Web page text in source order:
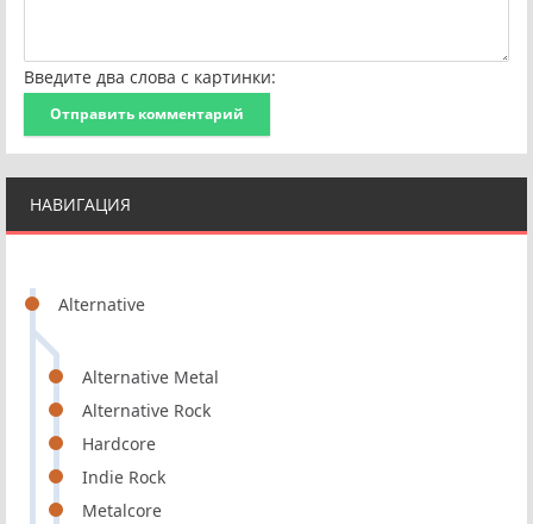
НАВИГАЦИЯ
Alternative
Alternative Metal
Alternative Rock
Hardcore
Indie Rock
Metalcore
Введите два слова с картинки:
Отправить комментарий